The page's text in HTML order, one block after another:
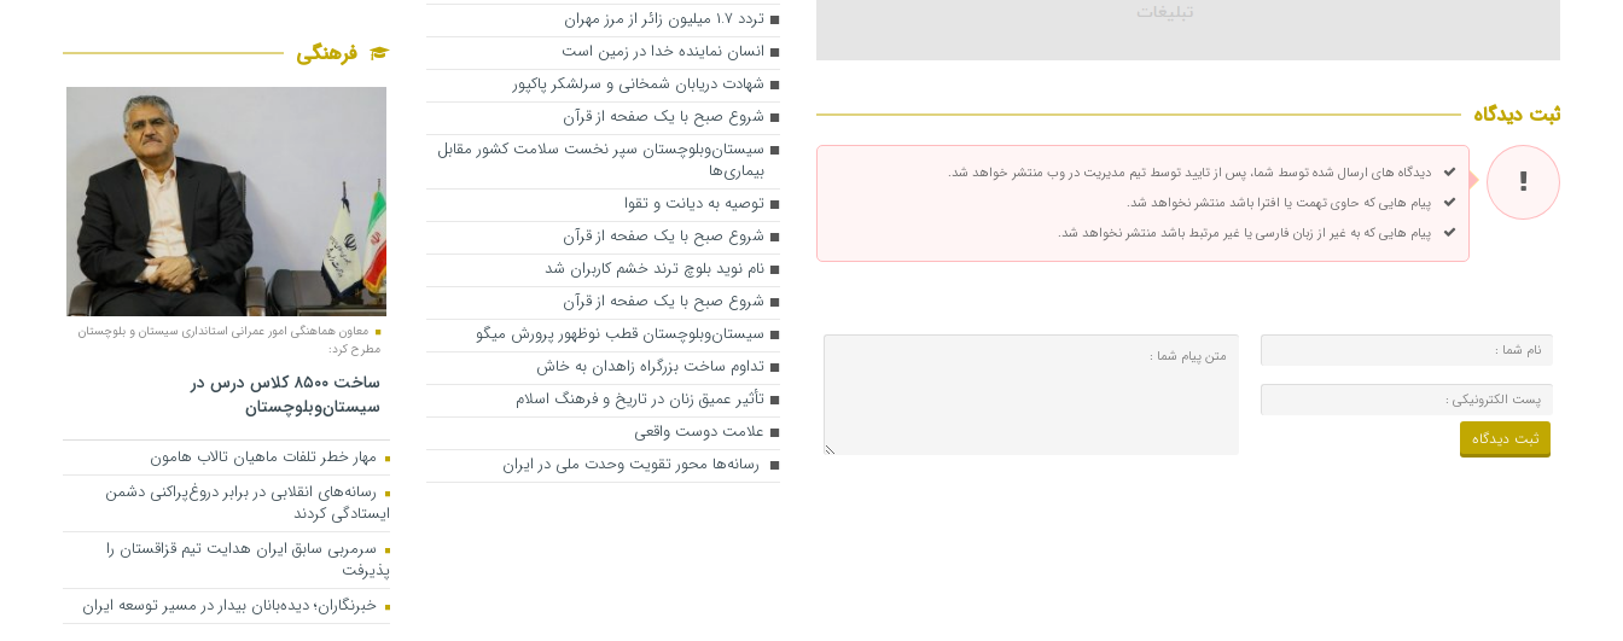
ثبت دیدگاه
دیدگاه های ارسال شده توسط شما، پس از تایید توسط تیم مدیریت در وب منتشر خواهد شد.
پیام هایی که حاوی تهمت یا افترا باشد منتشر نخواهد شد.
پیام هایی که به غیر از زبان فارسی یا غیر مرتبط باشد منتشر نخواهد شد.
تردد ۱.۷ میلیون زائر از مرز مهران
انسان نماینده خدا در زمین است
شهادت دریابان شمخانی و سرلشکر پاکپور
شروع صبح با یک صفحه از قرآن
سیستان‌وبلوچستان سپر نخست سلامت کشور مقابل
بیماری‌ها
توصیه به دیانت و تقوا
شروع صبح با یک صفحه از قرآن
نام نوید بلوچ ترند خشم کاربران شد
شروع صبح با یک صفحه از قرآن
سیستان‌وبلوچستان قطب نوظهور پرورش میگو
تداوم ساخت بزرگراه زاهدان به خاش
تأثیر عمیق زنان در تاریخ و فرهنگ اسلام
علامت دوست واقعی
رسانه‌ها محور تقویت وحدت ملی در ایران
فرهنگی
معاون هماهنگی امور عمرانی استانداری سیستان ‎‌و بلوچستان
مطرح کرد:
ساخت ۸۵۰۰ کلاس درس در
سیستان‌وبلوچستان
مهار خطر تلفات ماهیان تالاب‌ هامون
رسانه‌های انقلابی در برابر دروغ‌پراکنی دشمن
ایستادگی کردند
سرمربی سابق ایران هدایت تیم قزاقستان را
پذیرفت
خبرنگاران؛ دیده‌بانان بیدار در مسیر توسعه ایران